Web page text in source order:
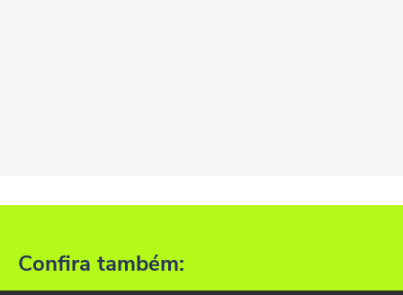
Confira também: